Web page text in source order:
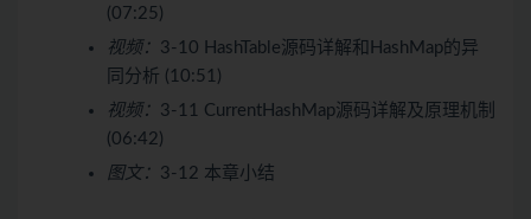
(07:25)
视频： 3-10 HashTable源码详解和HashMap的异
同分析 (10:51)
视频： 3-11 CurrentHashMap源码详解及原理机制
(06:42)
图文： 3-12 本章小结